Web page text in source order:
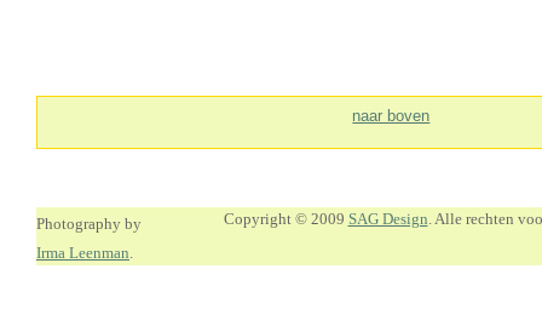
naar boven
Photography by
Irma Leenman
Copyright © 2009 SAG Design . Alle rechten